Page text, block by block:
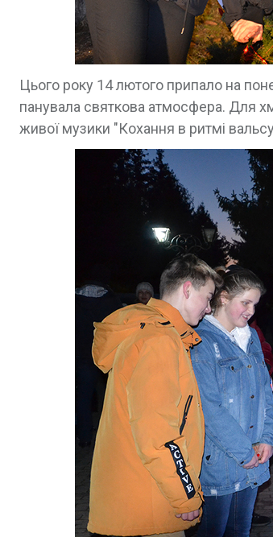
Цього року 14 лютого припало на
панувала святкова атмосфера. Для
живої музики "Кохання в ритмі